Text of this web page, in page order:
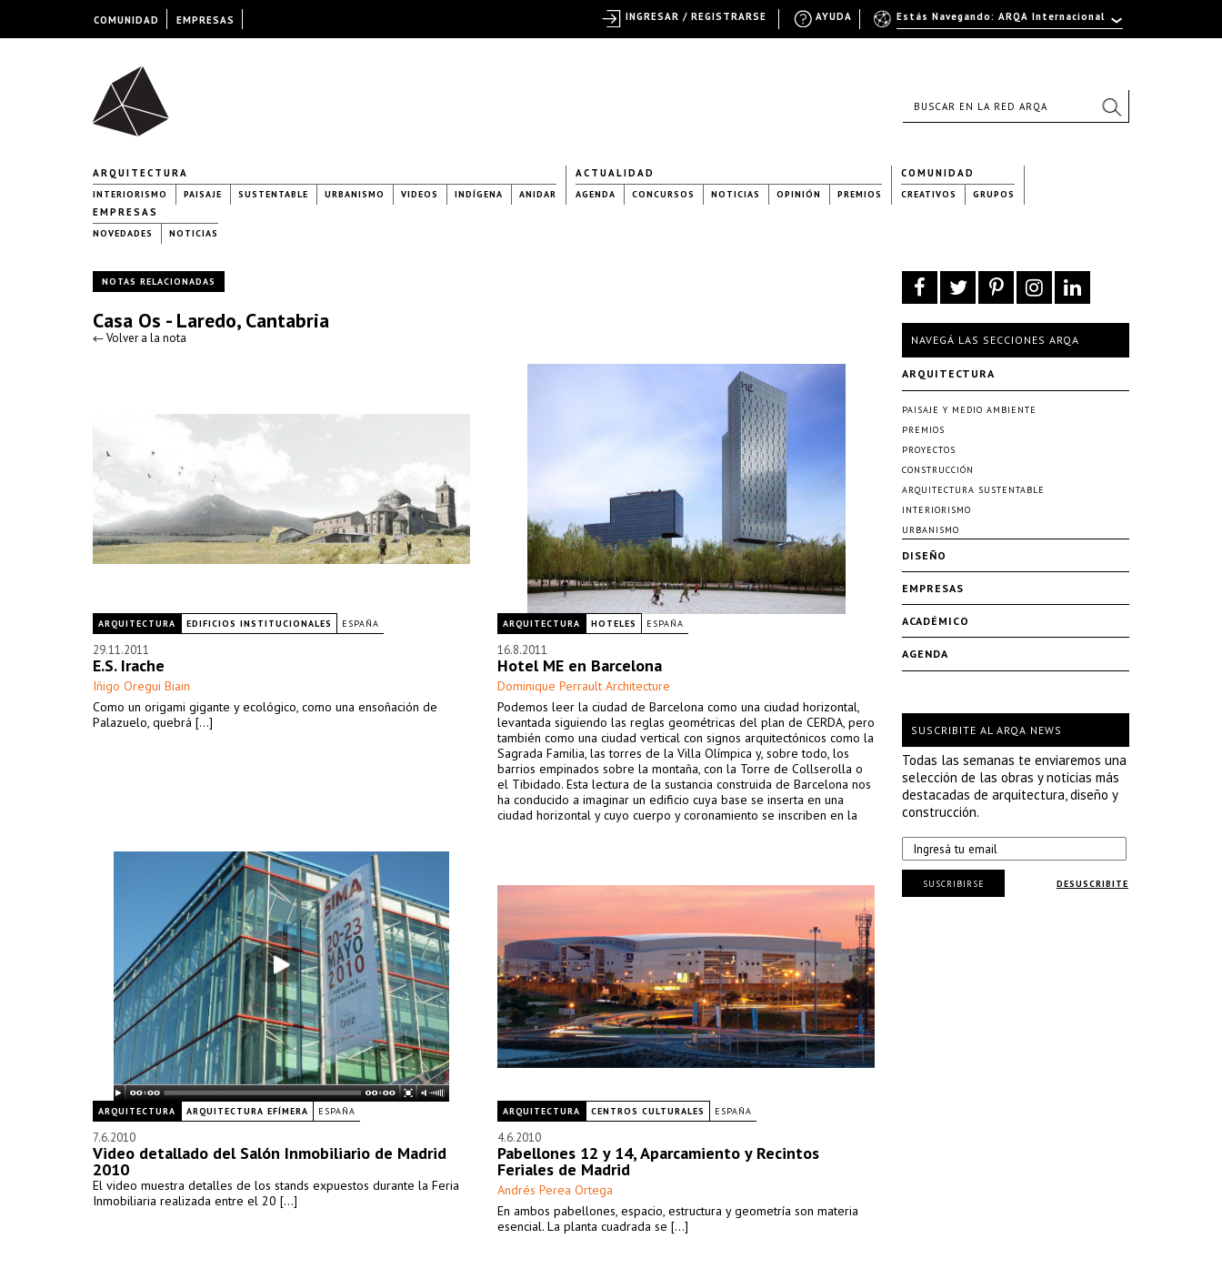
ARQUITECTURA
INTERIORISMO PAISAJE SUSTENTABLE URBANISMO VIDEOS INDÍGENA ANIDAR
ACTUALIDAD
AGENDA CONCURSOS NOTICIAS OPINIÓN PREMIOS
COMUNIDAD
CREATIVOS GRUPOS
EMPRESAS
NOVEDADES NOTICIAS
NOTAS RELACIONADAS
Casa Os - Laredo, Cantabria
← Volver a la nota
ARQUITECTURA EDIFICIOS INSTITUCIONALES ESPAÑA
29.11.2011
E.S. Irache
Iñigo Oregui Biain
Como un origami gigante y ecológico, como una ensoñación de
Palazuelo, quebrá [...]
ARQUITECTURA HOTELES ESPAÑA
16.8.2011
Hotel ME en Barcelona
Dominique Perrault Architecture
Podemos leer la ciudad de Barcelona como una ciudad horizontal,
levantada siguiendo las reglas geométricas del plan de CERDA, pero
también como una ciudad vertical con signos arquitectónicos como la
Sagrada Familia, las torres de la Villa Olímpica y, sobre todo, los
barrios empinados sobre la montaña, con la Torre de Collserolla o
el Tibidado. Esta lectura de la sustancia construida de Barcelona nos
ha conducido a imaginar un edificio cuya base se inserta en una
ciudad horizontal y cuyo cuerpo y coronamiento se inscriben en la
ARQUITECTURA ARQUITECTURA EFÍMERA ESPAÑA
7.6.2010
Video detallado del Salón Inmobiliario de Madrid
2010
El video muestra detalles de los stands expuestos durante la Feria
Inmobiliaria realizada entre el 20 [...]
ARQUITECTURA CENTROS CULTURALES ESPAÑA
4.6.2010
Pabellones 12 y 14, Aparcamiento y Recintos
Feriales de Madrid
Andrés Perea Ortega
En ambos pabellones, espacio, estructura y geometría son materia
esencial. La planta cuadrada se [...]
NAVEGÁ LAS SECCIONES ARQA
ARQUITECTURA
PAISAJE Y MEDIO AMBIENTE
PREMIOS
PROYECTOS
CONSTRUCCIÓN
ARQUITECTURA SUSTENTABLE
INTERIORISMO
URBANISMO
DISEÑO
EMPRESAS
ACADÉMICO
AGENDA
SUSCRIBITE AL ARQA NEWS
Todas las semanas te enviaremos una
selección de las obras y noticias más
destacadas de arquitectura, diseño y
construcción.
DESUSCRIBITE
SUSCRIBIRSE
COMUNIDAD EMPRESAS Estás Navegando: ARQA Internacional
AYUDA
INGRESAR / REGISTRARSE